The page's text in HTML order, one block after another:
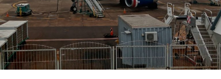
“Exijo respeto y garante de nuestros derechos como
pueblo para que ninguna comunidad mbya sea
desalojada,porque en la historia, en el pasado, en el
presente y en el futuro, vamos a seguir siendo mbya y a
defender nuestro territorio cueste lo que cueste.
Queremos que el Estado acompañe y que no haya